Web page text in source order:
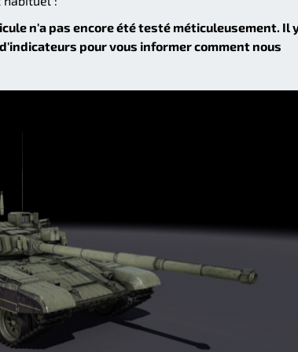
n'a pas encore été testé méticuleusement. Il
pour vous informer comment nous